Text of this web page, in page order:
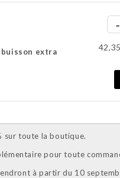
extra
sur toute la boutique.
pour toute
à partir du 10